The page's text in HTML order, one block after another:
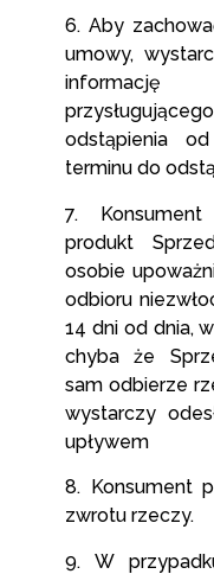
6. Aby
umowy,
informację
odstąpienia
terminu do
7.
produkt
osobie
odbioru
14 dni od dnia,
chyba że
sam odbierze
wystarczy
upływem
8. Konsument
zwrotu rzeczy.
9. W